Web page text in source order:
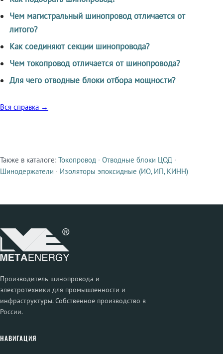
Чем магистральный шинопровод отличается от
литого?
Как соединяют секции шинопровода?
Чем токопровод отличается от шинопровода?
Для чего отводные блоки отбора мощности?
Вся справка →
Смежные продукты
Также в каталоге: Токопровод · Отводные блоки ЦОД ·
Шинодержатели · Изоляторы эпоксидные (ИО, ИП, КИНН)
Производитель шинопровода и
электротехники для промышленности и
инфраструктуры. Собственное производство в
России.
НАВИГАЦИЯ